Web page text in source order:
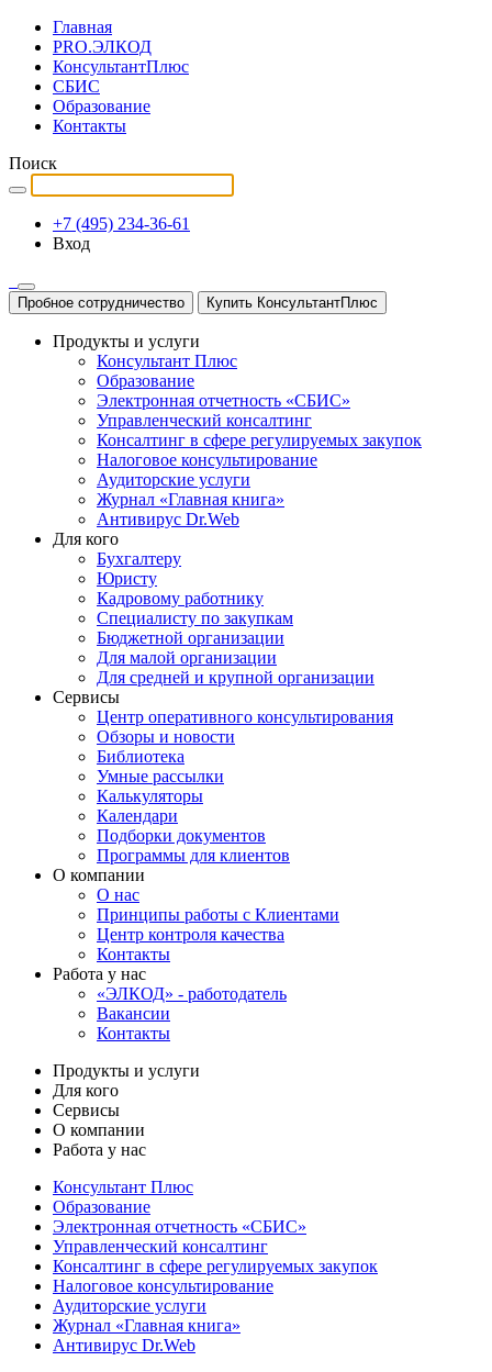
Главная
PRO.ЭЛКОД
КонсультантПлюс
СБИС
Образование
Контакты
Поиск
+7 (495) 234-36-61
Вход
Пробное сотрудничество Купить КонсультантПлюс
Продукты и услуги
Консультант Плюс
Образование
Электронная отчетность «СБИС»
Управленческий консалтинг
Консалтинг в сфере регулируемых закупок
Налоговое консультирование
Аудиторские услуги
Журнал «Главная книга»
Антивирус Dr.Web
Для кого
Бухгалтеру
Юристу
Кадровому работнику
Специалисту по закупкам
Бюджетной организации
Для малой организации
Для средней и крупной организации
Сервисы
Центр оперативного консультирования
Обзоры и новости
Библиотека
Умные рассылки
Калькуляторы
Календари
Подборки документов
Программы для клиентов
О компании
О нас
Принципы работы с Клиентами
Центр контроля качества
Контакты
Работа у нас
«ЭЛКОД» - работодатель
Вакансии
Контакты
Продукты и услуги
Для кого
Сервисы
О компании
Работа у нас
Консультант Плюс
Образование
Электронная отчетность «СБИС»
Управленческий консалтинг
Консалтинг в сфере регулируемых закупок
Налоговое консультирование
Аудиторские услуги
Журнал «Главная книга»
Антивирус Dr.Web